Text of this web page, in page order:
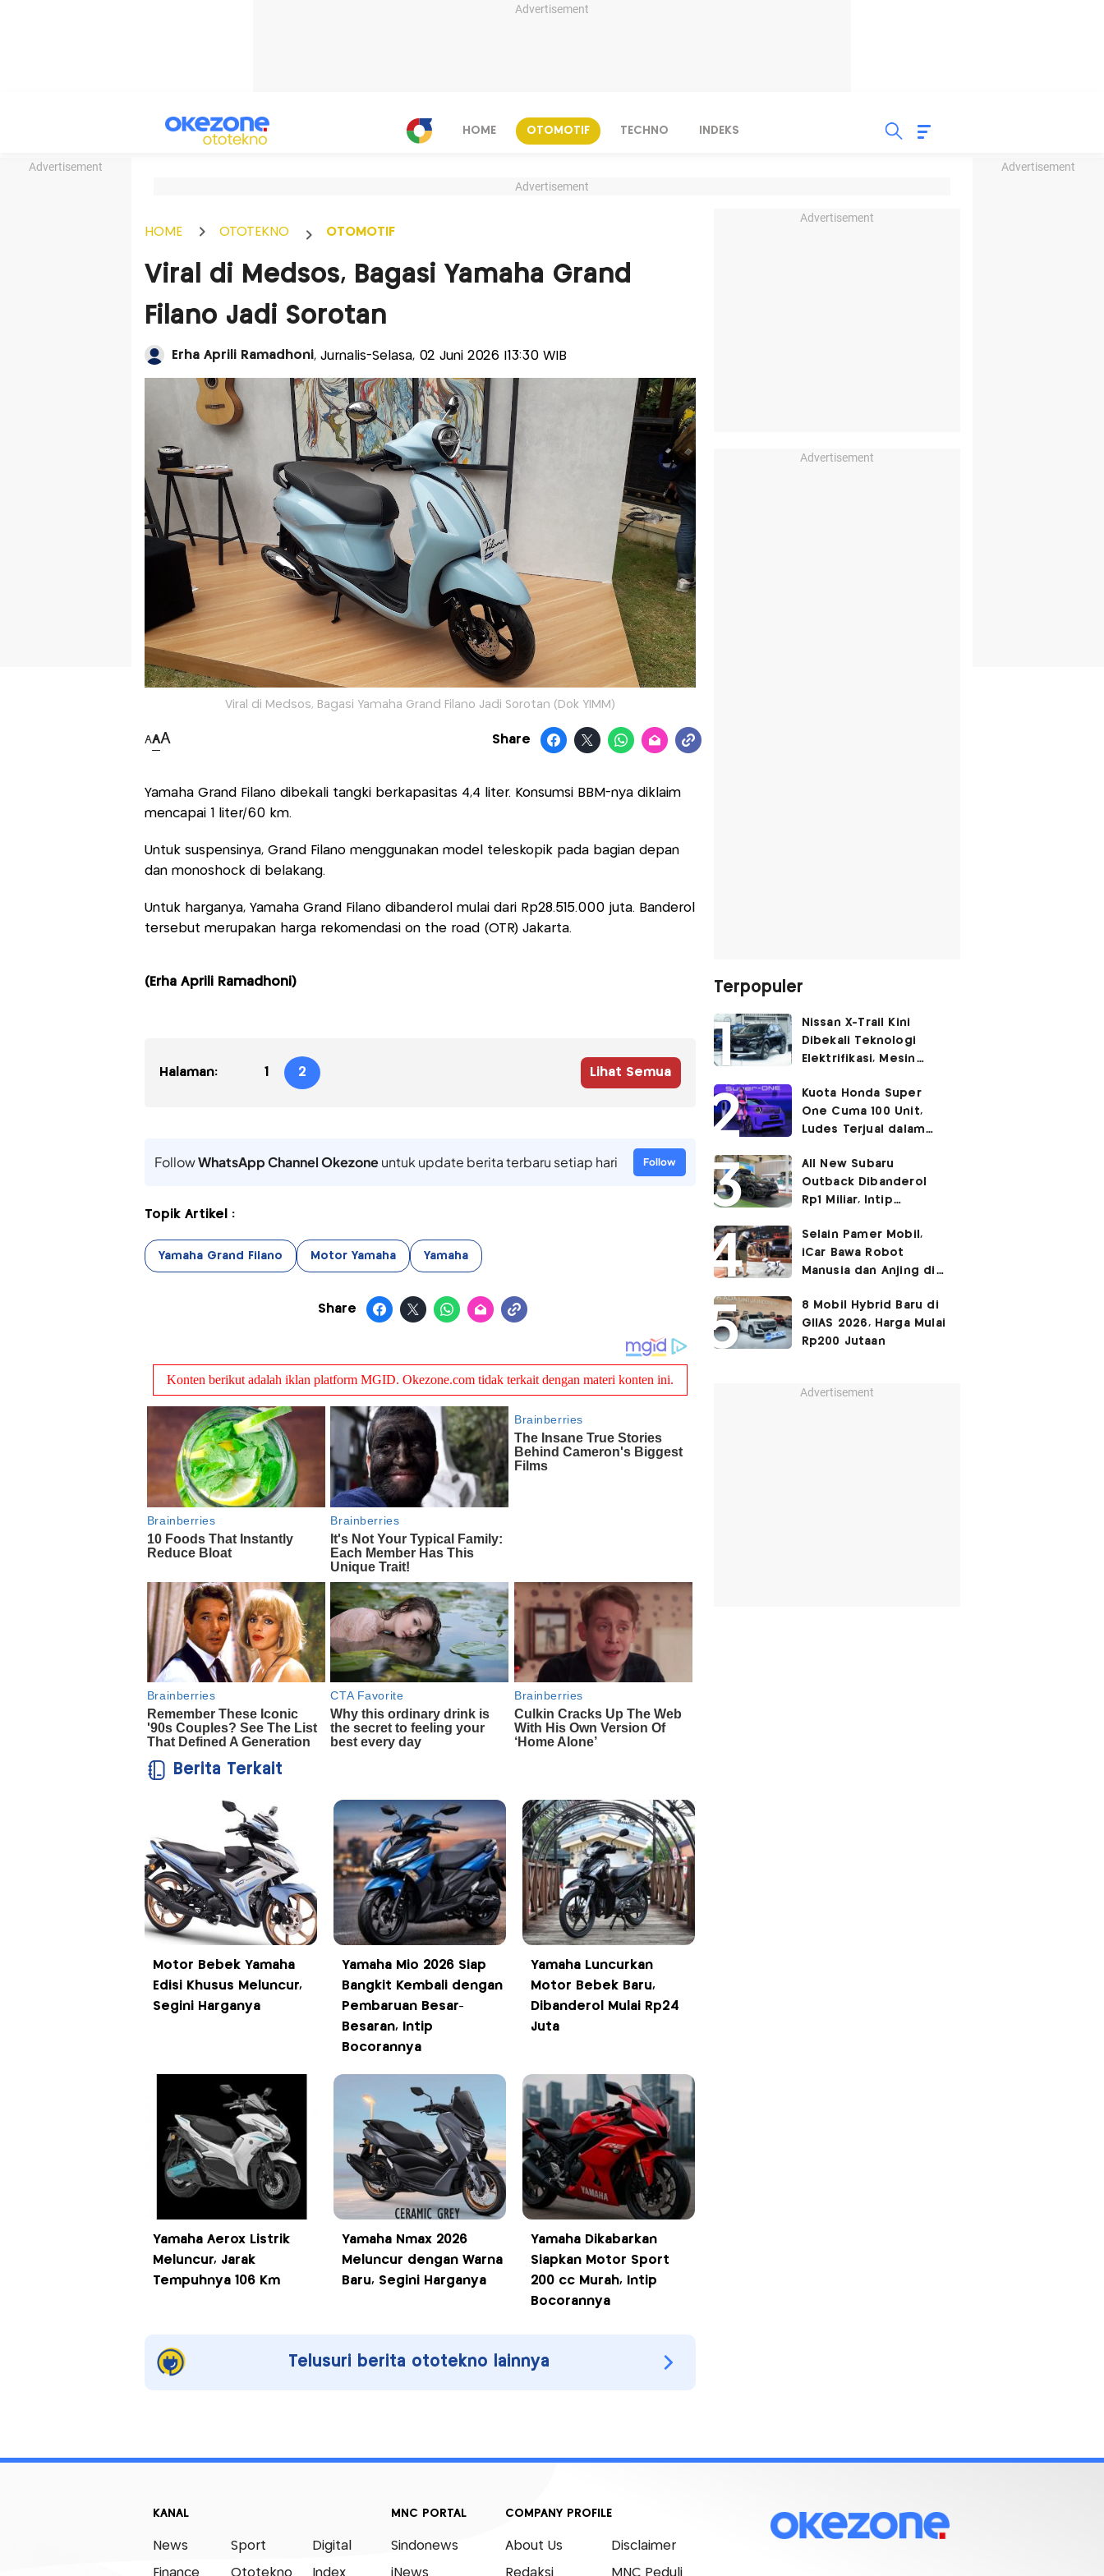
Advertisement
Advertisement Advertisement
HOME OTOMOTIF TECHNO INDEKS
Advertisement
HOME OTOTEKNO OTOMOTIF
Viral di Medsos, Bagasi Yamaha Grand
Filano Jadi Sorotan
Erha Aprili Ramadhoni, Jurnalis-Selasa, 02 Juni 2026 |13:30 WIB
Viral di Medsos, Bagasi Yamaha Grand Filano Jadi Sorotan (Dok YIMM)
AAA Share
Yamaha Grand Filano dibekali tangki berkapasitas 4,4 liter. Konsumsi BBM-nya diklaim
mencapai 1 liter/60 km.
Untuk suspensinya, Grand Filano menggunakan model teleskopik pada bagian depan
dan monoshock di belakang.
Untuk harganya, Yamaha Grand Filano dibanderol mulai dari Rp28.515.000 juta. Banderol
tersebut merupakan harga rekomendasi on the road (OTR) Jakarta.
(Erha Aprili Ramadhoni)
Halaman: 1 2 Lihat Semua
FollowWhatsApp Channel Okezoneuntuk update berita terbaru setiap hari Follow
Topik Artikel :
Yamaha Grand Filano Motor Yamaha Yamaha
Share
Berita Terkait
Motor Bebek Yamaha
Edisi Khusus Meluncur,
Segini Harganya
Yamaha Mio 2026 Siap
Bangkit Kembali dengan
Pembaruan Besar-
Besaran, Intip
Bocorannya
Yamaha Luncurkan
Motor Bebek Baru,
Dibanderol Mulai Rp24
Juta
Yamaha Aerox Listrik
Meluncur, Jarak
Tempuhnya 106 Km
Yamaha Nmax 2026
Meluncur dengan Warna
Baru, Segini Harganya
Yamaha Dikabarkan
Siapkan Motor Sport
200 cc Murah, Intip
Bocorannya
Telusuri berita ototekno lainnya
Advertisement
Advertisement
Terpopuler
Nissan X-Trail Kini
Dibekali Teknologi
Elektrifikasi, Mesin
Kuota Honda Super
One Cuma 100 Unit,
Ludes Terjual dalam
All New Subaru
Outback Dibanderol
Rp1 Miliar, Intip
Selain Pamer Mobil,
iCar Bawa Robot
Manusia dan Anjing di
8 Mobil Hybrid Baru di
GIIAS 2026, Harga Mulai
Rp200 Jutaan
Advertisement